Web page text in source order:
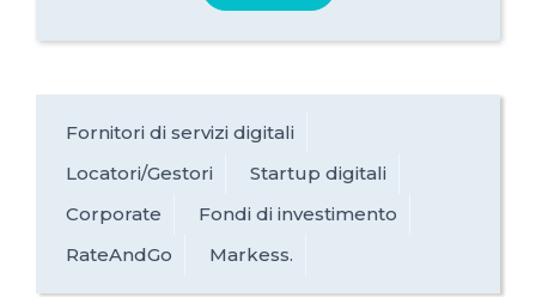
Fornitori di servizi digitali
Locatori/Gestori
Startup digitali
Corporate
Fondi di investimento
RateAndGo
Markess.